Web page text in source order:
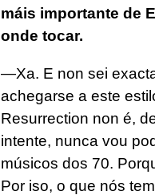
máis importante de
onde tocar.
—Xa. E non sei
achegarse a este
Resurrection non é,
intente, nunca vou
músicos dos 70.
Por iso, o que nós